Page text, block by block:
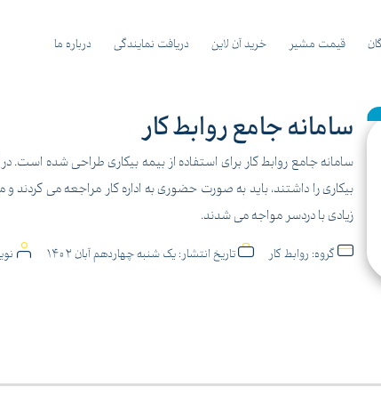
قیمت مشیر خرید آن لاین دریافت نمایندگی درباره ما
سامانه جامع روابط کار
سامانه جامع روابط کار برای استفاده از بیمه بیکاری طراحی شده
بیکاری را داشتند، باید به صورت حضوری به اداره کار مراجعه می کردند
زیادی با دردسر مواجه می شدند.
گروه: روابط کار تاریخ انتشار: یک شنبه چهاردهم آبان 1402